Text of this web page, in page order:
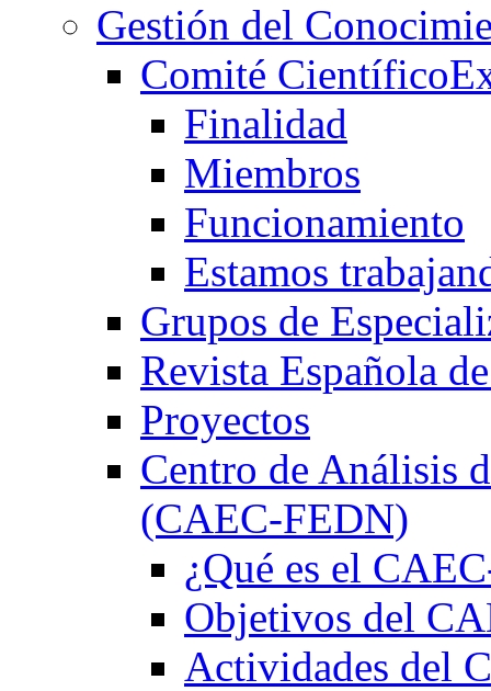
Gestión del
Comité Científico
Finalidad
Miembros
Funcionamiento
Estamos
Grupos de
Revista Española
Proyectos
Centro de Análisis
(CAEC-FEDN)
¿Qué es el
Objetivos del
Actividades del